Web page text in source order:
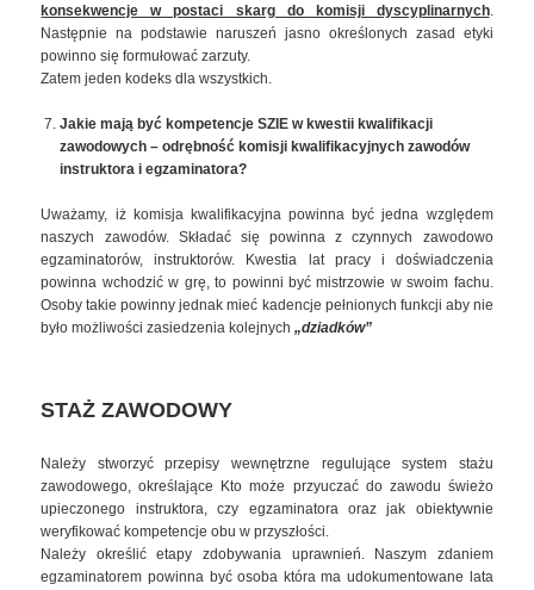
konsekwencje w postaci skarg do komisji dyscyplinarnych.
Następnie na podstawie naruszeń jasno określonych zasad etyki
powinno się formułować zarzuty.
Zatem jeden kodeks dla wszystkich.
Jakie mają być kompetencje SZIE w kwestii kwalifikacji
zawodowych – odrębność komisji kwalifikacyjnych zawodów
instruktora i egzaminatora?
Uważamy, iż komisja kwalifikacyjna powinna być jedna względem
naszych zawodów. Składać się powinna z czynnych zawodowo
egzaminatorów, instruktorów. Kwestia lat pracy i doświadczenia
powinna wchodzić w grę, to powinni być mistrzowie w swoim fachu.
Osoby takie powinny jednak mieć kadencje pełnionych funkcji aby nie
było możliwości zasiedzenia kolejnych„dziadków”
STAŻ ZAWODOWY
Należy stworzyć przepisy wewnętrzne regulujące system stażu
zawodowego, określające Kto może przyuczać do zawodu świeżo
upieczonego instruktora, czy egzaminatora oraz jak obiektywnie
weryfikować kompetencje obu w przyszłości.
Należy określić etapy zdobywania uprawnień. Naszym zdaniem
egzaminatorem powinna być osoba która ma udokumentowane lata